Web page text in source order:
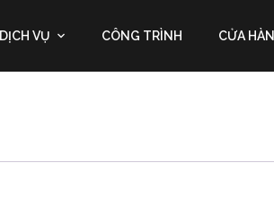
DỊCH VỤ CÔNG TRÌNH CỬA